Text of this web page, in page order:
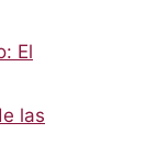
El
las